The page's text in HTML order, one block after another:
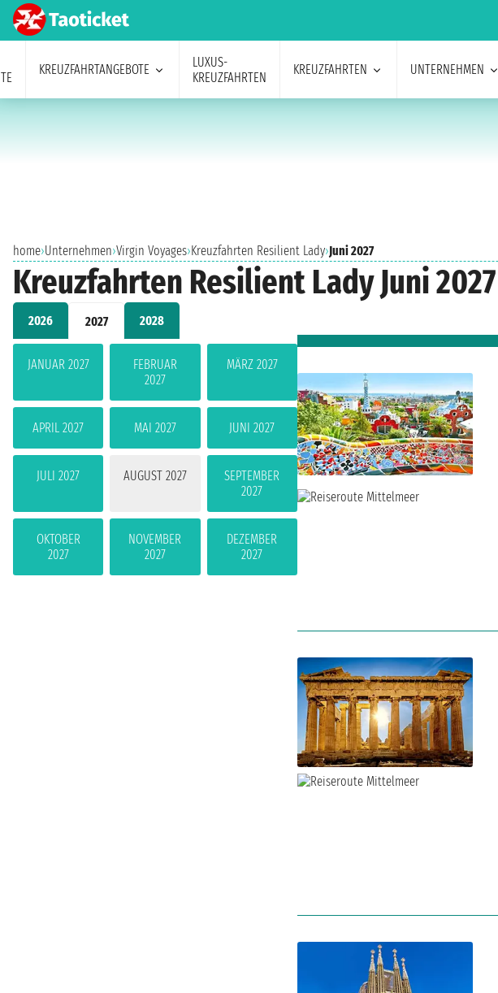
KREUZFAHRTANGEBOTE
LUXUS-
KREUZFAHRTEN
KREUZFAHRTEN UNTERNEHMEN
home›Unternehmen›Virgin Voyages›Kreuzfahrten Resilient Lady›Juni 2027
Kreuzfahrten Resilient Lady Juni 2027
2026 2027 2028
JANUAR 2027
FEBRUAR
2027
MÄRZ 2027
APRIL 2027 MAI 2027 JUNI 2027
JULI 2027 AUGUST 2027
SEPTEMBER
2027
OKTOBER
2027
NOVEMBER
2027
DEZEMBER
2027